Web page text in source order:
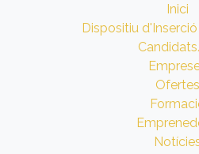
Inici
Dispositiu
Ofertes